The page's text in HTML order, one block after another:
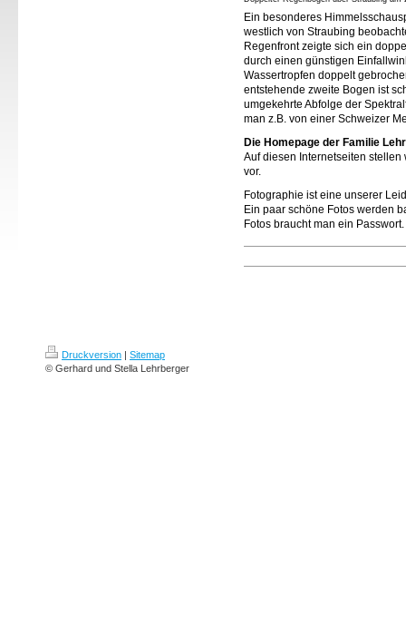
Ein besonderes
westlich von Straubing
Regenfront zeigte sich ein
durch einen günstigen
Wassertropfen doppelt
entstehende zweite Bogen ist
umgekehrte Abfolge der
man z.B. von einer Schweizer
Die Homepage der Familie
Auf diesen Internetseiten
vor.
Fotographie ist eine unserer
Ein paar schöne Fotos werden
Fotos braucht man ein Passwort.
Druckversion | Sitemap
© Gerhard und Stella Lehrberger